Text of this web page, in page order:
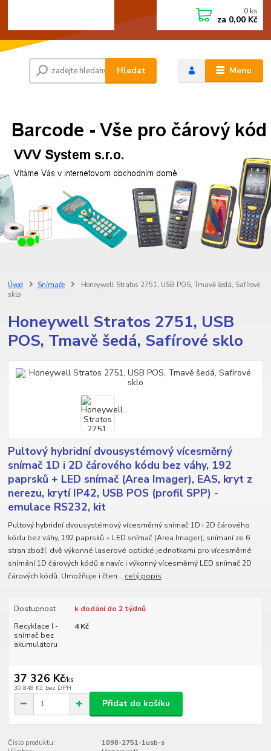
Menu
Hledat
0 ks
za 0,00 Kč
Úvod Snímače
Honeywell Stratos 2751, USB POS, Tmavě šedá, Safírové
sklo
Honeywell Stratos 2751, USB
POS, Tmavě šedá, Safírové sklo
Pultový hybridní dvousystémový vícesměrný
snímač 1D i 2D čárového kódu bez váhy, 192
paprsků + LED snímač (Area Imager), EAS, kryt z
nerezu, krytí IP42, USB POS (profil SPP) -
emulace RS232, kit
Pultový hybridní dvousystémový vícesměrný snímač 1D i 2D čárového
kódu bez váhy, 192 paprsků + LED snímač (Area Imager), snímaní ze 6
stran zboží, dvě výkonné laserové optické jednotkami pro vícesměrné
snímání 1D čárových kódů a navíc i výkonný vícesměrný LED snímač 2D
čárových kódů. Umožňuje i čten... celý popis
Dostupnost
k dodání do 2 týdnů
Recyklace I -
snímač bez
akumulátoru
4 Kč
37 326 Kč/ks
30 848 Kč bez DPH
Přidat do košíku
Číslo produktu:
1098-2751-1usb-s